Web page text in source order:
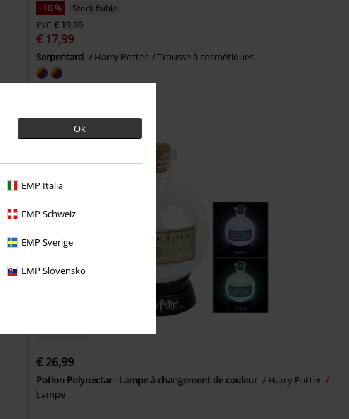
Ok
EMP Italia
EMP Schweiz
EMP Sverige
EMP Slovensko
-10 %
Stock faible
PVC € 19,99
€ 17,99
Serpentard Harry Potter Trousse à cosmétiques
€ 26,99
Potion Polynectar - Lampe à changement de couleur
Harry Potter
Lampe